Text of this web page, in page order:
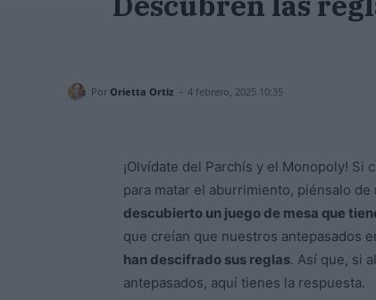
Por Orietta Ortiz - 4 febrero, 2025 10:35
¡Olvídate del Parchís y el Monopoly!
para matar el aburrimiento, piénsalo de
descubierto un juego de mesa que
que creían que nuestros antepasados
han descifrado sus reglas. Así que, si
antepasados, aquí tienes la respuesta.